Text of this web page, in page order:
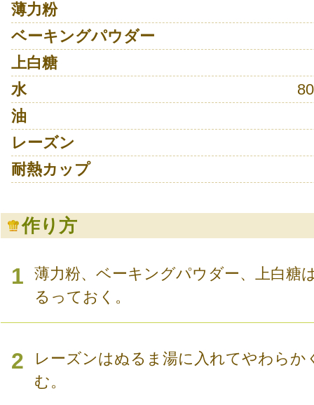
薄力粉
ベーキングパウダー
上白糖
水
油
レーズン
耐熱カップ
作り方
1
薄力粉、ベーキングパウダー、上白糖
るっておく。
2
レーズンはぬるま湯に入れてやわらか
む。